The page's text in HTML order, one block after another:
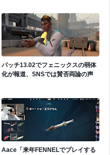
パッチ13.02でフェニックスの弱体
化が報道、SNSでは賛否両論の声
Aace「来年FENNELでプレイする